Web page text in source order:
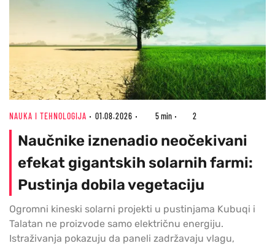
NAUKA I TEHNOLOGIJA 01.08.2026 5 min 2
Naučnike iznenadio neočekivani
efekat gigantskih solarnih farmi:
Pustinja dobila vegetaciju
Ogromni kineski solarni projekti u pustinjama Kubuqi i
Talatan ne proizvode samo električnu energiju.
Istraživanja pokazuju da paneli zadržavaju vlagu,